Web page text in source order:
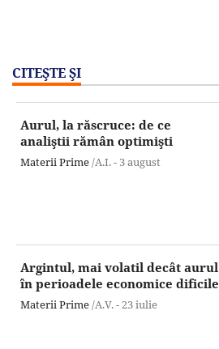
CITEŞTE ŞI
Aurul, la răscruce: de ce
analiştii rămân optimişti
Materii Prime/A.I. - 3 august
Argintul, mai volatil decât aurul
în perioadele economice dificile
Materii Prime/A.V. -23 iulie